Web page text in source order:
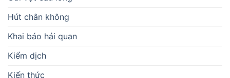
Hút chân không
Khai báo hải quan
Kiểm dịch
Kiến thức